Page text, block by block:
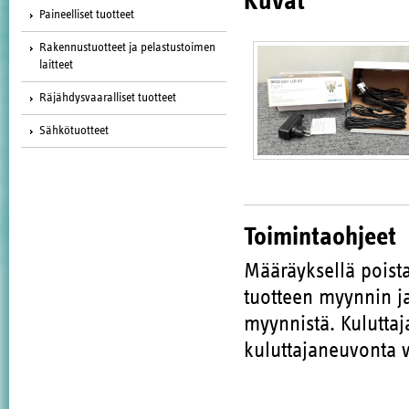
Paineelliset tuotteet
Rakennustuotteet ja pelastustoimen
laitteet
Räjähdysvaaralliset tuotteet
Sähkötuotteet
Toimintaohjeet
Määräyksellä
tuotteen myynnin
myynnistä.
kuluttajaneuvonta